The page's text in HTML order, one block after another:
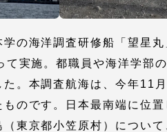
の海洋調査研修船「望星
て実施。都職員や海洋学部
。本調査航海は、今年11
のです。日本最南端に位
東京都小笠原村）につい
連携
学連携